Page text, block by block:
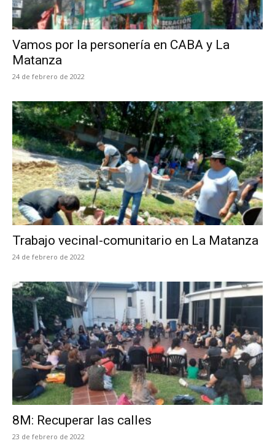
Vamos por la personería en CABA y La
Matanza
24 de febrero de 2022
Trabajo vecinal-comunitario en La Matanza
24 de febrero de 2022
8M: Recuperar las calles
23 de febrero de 2022